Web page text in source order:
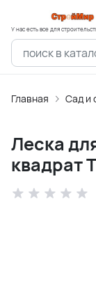
У нас есть все для
Главная Сад и
Леска
квадрат